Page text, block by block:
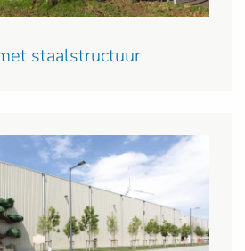
staalstructuur